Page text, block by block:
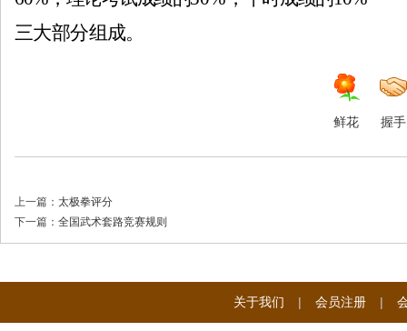
三大部分组成。
鲜花 握手
上一篇： 太极拳评分
下一篇： 全国武术套路竞赛规则
关于我们 | 会员注册 |